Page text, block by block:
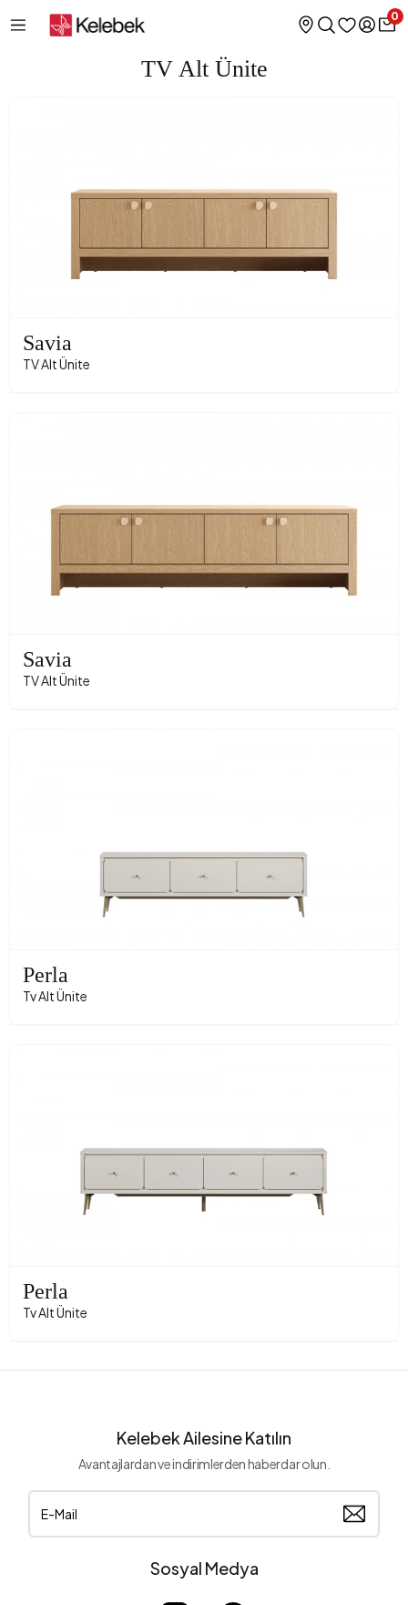
0
TV Alt Ünite
Savia
TV Alt Ünite
Savia
TV Alt Ünite
Perla
Tv Alt Ünite
Perla
Tv Alt Ünite
Kelebek Ailesine Katılın
Avantajlardan ve indirimlerden haberdar olun.
Sosyal Medya